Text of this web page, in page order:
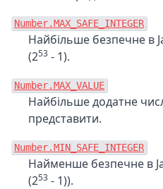
Number.MAX_SAFE_INTEGER
Найбільше безпечне в
(253 - 1).
Number.MAX_VALUE
Найбільше додатне
представити.
Number.MIN_SAFE_INTEGER
Найменше безпечне в
(253 - 1)).